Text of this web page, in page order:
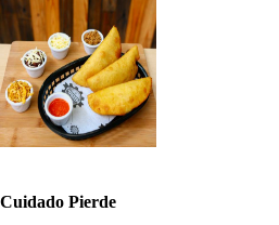
Cuidado Pierde